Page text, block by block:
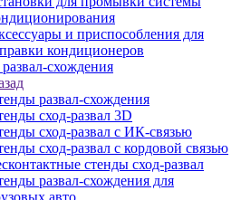
и приспособления для
кондиционеров
схождения
развал-схождения
сход-развал 3D
сход-развал с ИК-связью
сход-развал с кордовой связью
стенды сход-развал
развал-схождения для
авто